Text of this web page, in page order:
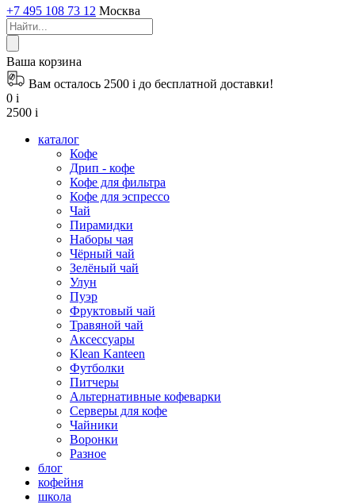
+7 495 108 73 12 Москва
Ваша корзина
Вам осталось 2500 i до бесплатной доставки!
0 i
2500 i
каталог
Кофе
Дрип - кофе
Кофе для фильтра
Кофе для эспрессо
Чай
Пирамидки
Наборы чая
Чёрный чай
Зелёный чай
Улун
Пуэр
Фруктовый чай
Травяной чай
Аксессуары
Klean Kanteen
Футболки
Питчеры
Альтернативные кофеварки
Серверы для кофе
Чайники
Воронки
Разное
блог
кофейня
школа